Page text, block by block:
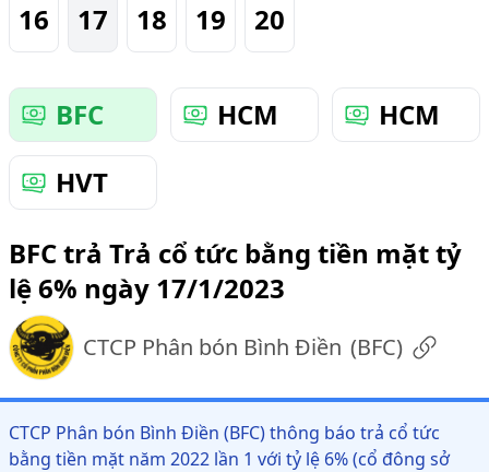
16 17 18 19 20
BFC HCM
HCM
HVT
BFC trả Trả cổ tức bằng tiền mặt tỷ
lệ 6% ngày 17/1/2023
CTCP Phân bón Bình Điền (BFC)
CTCP Phân bón Bình Điền (BFC) thông báo trả cổ tức
bằng tiền mặt năm 2022 lần 1 với tỷ lệ 6% (cổ đông sở